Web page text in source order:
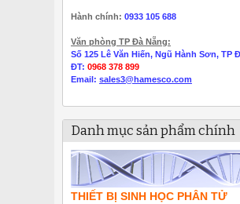
Hành chính: 0933 105 688
Văn phòng TP Đà Nẵng:
Số 125 Lê Văn Hiến, Ngũ Hành Sơn, TP
ĐT: 0968 378 899
Email: sales3@hamesco.com
Danh mục sản phẩm chính
THIẾT BỊ SINH HỌC PHÂN TỬ